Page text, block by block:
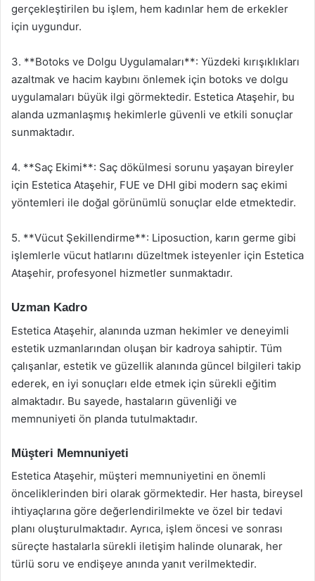
gerçekleştirilen bu işlem, hem kadınlar hem de erkekler
için uygundur.
3. **Botoks ve Dolgu Uygulamaları**: Yüzdeki kırışıklıkları
azaltmak ve hacim kaybını önlemek için botoks ve dolgu
uygulamaları büyük ilgi görmektedir. Estetica Ataşehir, bu
alanda uzmanlaşmış hekimlerle güvenli ve etkili sonuçlar
sunmaktadır.
4. **Saç Ekimi**: Saç dökülmesi sorunu yaşayan bireyler
için Estetica Ataşehir, FUE ve DHI gibi modern saç ekimi
yöntemleri ile doğal görünümlü sonuçlar elde etmektedir.
5. **Vücut Şekillendirme**: Liposuction, karın germe gibi
işlemlerle vücut hatlarını düzeltmek isteyenler için Estetica
Ataşehir, profesyonel hizmetler sunmaktadır.
Uzman Kadro
Estetica Ataşehir, alanında uzman hekimler ve deneyimli
estetik uzmanlarından oluşan bir kadroya sahiptir. Tüm
çalışanlar, estetik ve güzellik alanında güncel bilgileri takip
ederek, en iyi sonuçları elde etmek için sürekli eğitim
almaktadır. Bu sayede, hastaların güvenliği ve
memnuniyeti ön planda tutulmaktadır.
Müşteri Memnuniyeti
Estetica Ataşehir, müşteri memnuniyetini en önemli
önceliklerinden biri olarak görmektedir. Her hasta, bireysel
ihtiyaçlarına göre değerlendirilmekte ve özel bir tedavi
planı oluşturulmaktadır. Ayrıca, işlem öncesi ve sonrası
süreçte hastalarla sürekli iletişim halinde olunarak, her
türlü soru ve endişeye anında yanıt verilmektedir.